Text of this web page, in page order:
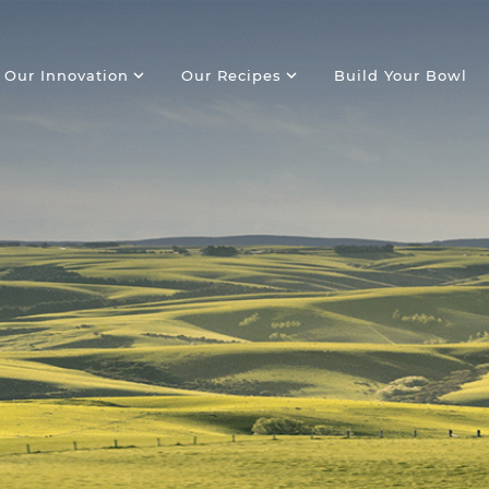
Our Innovation expand_more Our Recipes expand_more Build Your Bowl